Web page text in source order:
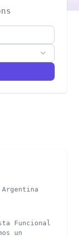
Argentina
Funcional
un